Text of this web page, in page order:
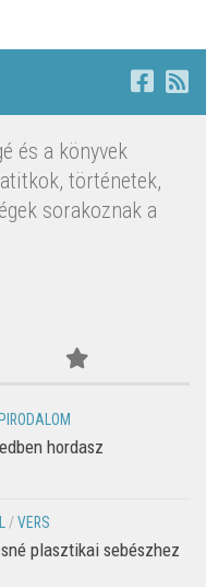
és a könyvek
történetek,
sorakoznak a
hordasz
/VERS
plasztikai sebészhez